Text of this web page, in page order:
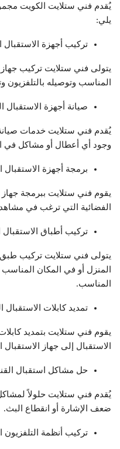
يُقدم فني ستلايت الكويت
يلي:​
تركيب أجهزة الاستقبال
يتولى فني ستلايت تركيب
المناسب وتوصيله
صيانة أجهزة الاستقبال
يُقدم فني ستلايت خدمات
وجود أي أعطال أو مشاكل في
برمجة أجهزة الاستقبال
يقوم فني ستلايت ببرمجة جهاز
الفضائية التي ترغب في
تركيب أطباق الاستقبال
يتولى فني ستلايت تركيب
المنزل أو في المكان
المناسب.
تمديد كابلات الاستقبال
يقوم فني ستلايت بتمديد
الاستقبال إلى جهاز
حل مشاكل استقبال
يُقدم فني ستلايت حلولاً
ضعف الإشارة أو انقطاع البث.
تركيب أنظمة التلفزيون